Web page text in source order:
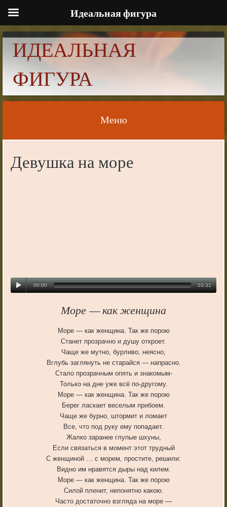
ИДЕАЛЬНАЯ
ФИГУРА
Меню
Девушка на море
00:00 03:31
Море — как женщина
Море — как женщина. Так же порою
Станет прозрачно и душу откроет.
Чаще же мутно, бурливо, неясно,
Вглубь заглянуть не старайся — напрасно.
Стало прозрачным опять и знакомым-
Только на дне уже всё по-другому.
Море — как женщина. Так же порою
Берег ласкает веселым прибоем.
Чаще же бурно, штормит и ломает
Все, что под руку ему попадает.
Жалко заранее глупые шхуны,
Если связаться в момент этот трудный
С женщиной … с морем, простите, решили:
Видно им нравятся дыры над килем.
Море — как женщина. Так же порою
Силой пленит, непонятно какою.
Часто достаточно взгляда на море —
Идеальная фигура